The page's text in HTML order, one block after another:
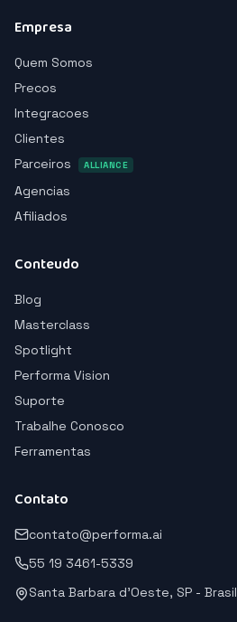
Empresa
Quem Somos
Precos
Integracoes
Clientes
Parceiros
ALLIANCE
Agencias
Afiliados
Conteudo
Blog
Masterclass
Spotlight
Performa Vision
Suporte
Trabalhe Conosco
Ferramentas
Contato
contato@performa.ai
55 19 3461-5339
Santa Barbara d'Oeste, SP - Brasil